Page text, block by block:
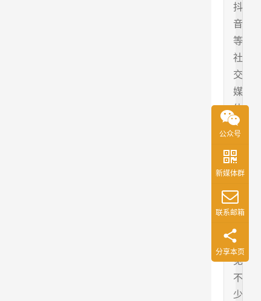
抖
音
等
社
交
媒
体
上
搜
，
就
可
以
看
见
不
少
公众号
新媒体群
联系邮箱
分享本页